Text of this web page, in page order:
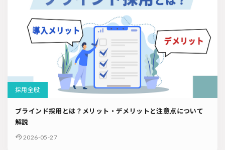
採用全般
ブラインド採用とは？メリット・デメリットと注意点について
解説
2026-05-27